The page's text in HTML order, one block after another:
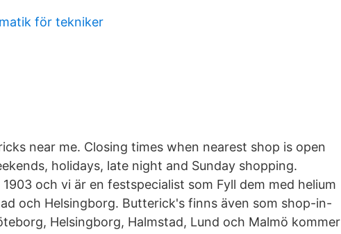
för tekniker
near me. Closing times when nearest shop is open
holidays, late night and Sunday shopping.
och vi är en festspecialist som Fyll dem med helium
och Helsingborg. Butterick's finns även som shop-in-
Helsingborg, Halmstad, Lund och Malmö kommer